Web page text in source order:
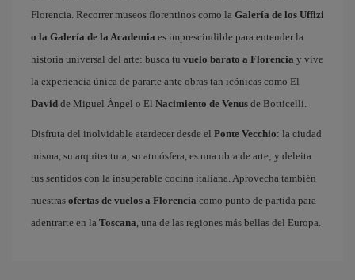
Florencia. Recorrer museos florentinos como la Galería de los Uffizi
o la Galería de la Academia es imprescindible para entender la
historia universal del arte: busca tu vuelo barato a Florencia y vive
la experiencia única de pararte ante obras tan icónicas como El
David de Miguel Ángel o El Nacimiento de Venus de Botticelli.
Disfruta del inolvidable atardecer desde el Ponte Vecchio: la ciudad
misma, su arquitectura, su atmósfera, es una obra de arte; y deleita
tus sentidos con la insuperable cocina italiana. Aprovecha también
nuestras ofertas de vuelos a Florencia como punto de partida para
adentrarte en la Toscana, una de las regiones más bellas del Europa.